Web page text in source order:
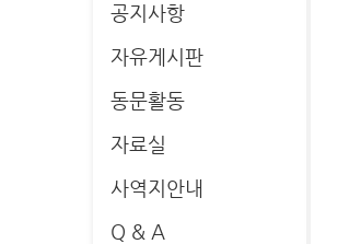
공지사항
자유게시판
동문활동
자료실
사역지안내
Q & A